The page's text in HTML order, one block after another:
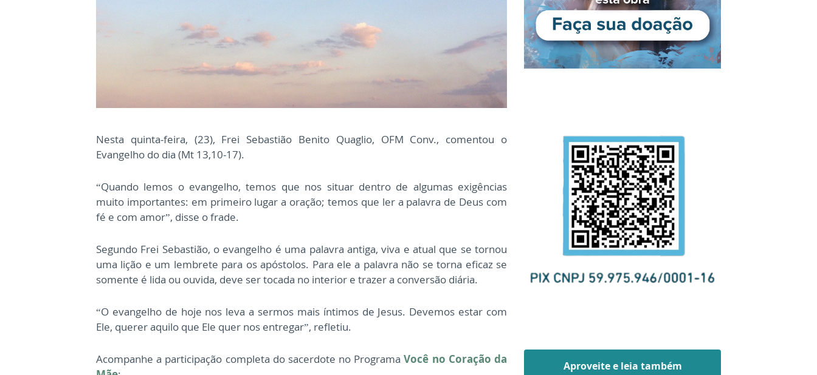
Nesta quinta-feira, (23), Frei Sebastião Benito Quaglio, OFM Conv., comentou o
Evangelho do dia (Mt 13,10-17).
“Quando lemos o evangelho, temos que nos situar dentro de algumas exigências
muito importantes: em primeiro lugar a oração; temos que ler a palavra de Deus com
fé e com amor”, disse o frade.
Segundo Frei Sebastião, o evangelho é uma palavra antiga, viva e atual que se tornou
uma lição e um lembrete para os apóstolos. Para ele a palavra não se torna eficaz se
somente é lida ou ouvida, deve ser tocada no interior e trazer a conversão diária.
“O evangelho de hoje nos leva a sermos mais íntimos de Jesus. Devemos estar com
Ele, querer aquilo que Ele quer nos entregar”, refletiu.
Acompanhe a participação completa do sacerdote no ProgramaVocê no Coração da
Aproveite e leia também